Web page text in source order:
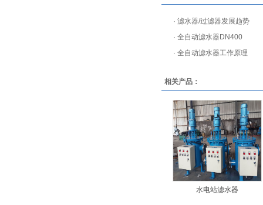
· 滤水器/过滤器发展趋势
· 全自动滤水器DN400
· 全自动滤水器工作原理
相关产品：
水电站滤水器